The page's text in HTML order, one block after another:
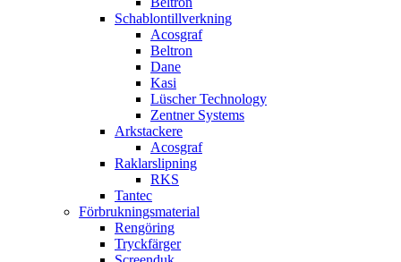
Schablontillverkning
Acosgraf
Beltron
Dane
Kasi
Lüscher Technology
Zentner Systems
Arkstackere
Acosgraf
Raklarslipning
RKS
Tantec
Förbrukningsmaterial
Rengöring
Tryckfärger